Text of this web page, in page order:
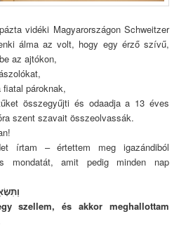
vidéki Magyarországon Schweitzer
álma az volt, hogy egy érző szívű,
az ajtókon,
pároknak,
összegyűjti és odaadja a 13 éves
szent szavait összeolvassák.
írtam – értettem meg igazándiból
mondatát, amit pedig minden nap
szellem, és akkor meghallottam